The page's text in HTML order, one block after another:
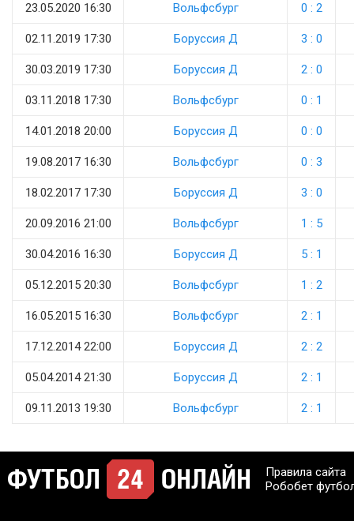
23.05.2020 16:30 Вольфсбург 0 : 2
02.11.2019 17:30 Боруссия Д 3 : 0
30.03.2019 17:30 Боруссия Д 2 : 0
03.11.2018 17:30 Вольфсбург 0 : 1
14.01.2018 20:00 Боруссия Д 0 : 0
19.08.2017 16:30 Вольфсбург 0 : 3
18.02.2017 17:30 Боруссия Д 3 : 0
20.09.2016 21:00 Вольфсбург 1 : 5
30.04.2016 16:30 Боруссия Д 5 : 1
05.12.2015 20:30 Вольфсбург 1 : 2
16.05.2015 16:30 Вольфсбург 2 : 1
17.12.2014 22:00 Боруссия Д 2 : 2
05.04.2014 21:30 Боруссия Д 2 : 1
09.11.2013 19:30 Вольфсбург 2 : 1
Правила сайта
Робобет